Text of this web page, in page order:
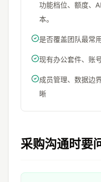
功能档位、额度、
本。
是否覆盖团队最常
现有办公套件、账
成员管理、数据边
晰
采购沟通时要